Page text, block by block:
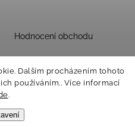
Dalším procházením tohoto
používáním.. Více informací
.
Hodnocení obchodu